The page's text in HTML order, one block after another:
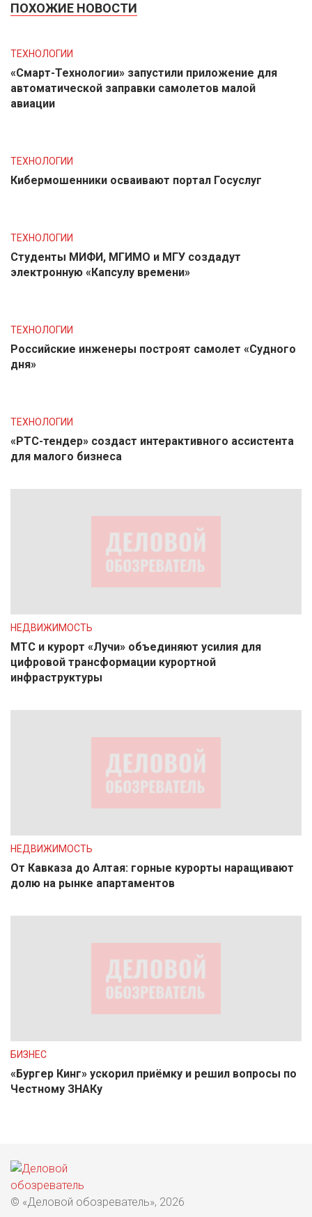
ПОХОЖИЕ НОВОСТИ
ТЕХНОЛОГИИ
«Смарт-Технологии» запустили приложение для
автоматической заправки самолетов малой
авиации
ТЕХНОЛОГИИ
Кибермошенники осваивают портал Госуслуг
ТЕХНОЛОГИИ
Студенты МИФИ, МГИМО и МГУ создадут
электронную «Капсулу времени»
ТЕХНОЛОГИИ
Российские инженеры построят самолет «Судного
дня»
ТЕХНОЛОГИИ
«РТС-тендер» создаст интерактивного ассистента
для малого бизнеса
НЕДВИЖИМОСТЬ
МТС и курорт «Лучи» объединяют усилия для
цифровой трансформации курортной
инфраструктуры
НЕДВИЖИМОСТЬ
От Кавказа до Алтая: горные курорты наращивают
долю на рынке апартаментов
БИЗНЕС
«Бургер Кинг» ускорил приёмку и решил вопросы по
Честному ЗНАКу
© «Деловой обозреватель», 2026